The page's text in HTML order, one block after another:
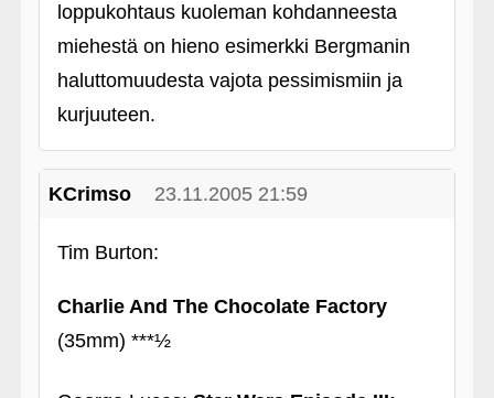
loppukohtaus kuoleman kohdanneesta
miehestä on hieno esimerkki Bergmanin
haluttomuudesta vajota pessimismiin ja
kurjuuteen.
KCrimso 23.11.2005 21:59
Tim Burton:
Charlie And The Chocolate Factory
(35mm) ***½